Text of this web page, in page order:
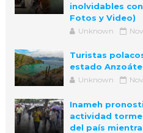
inolvidables
Fotos y Video)
Unknown
Turistas
estado
Unknown
Inameh
actividad
del país